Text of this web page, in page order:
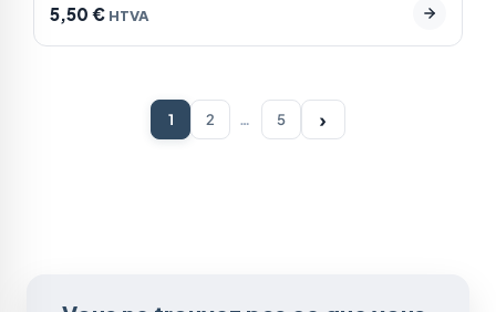
5,50 € HTVA
1 2 … 5 ›